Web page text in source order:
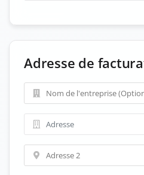
Adresse de